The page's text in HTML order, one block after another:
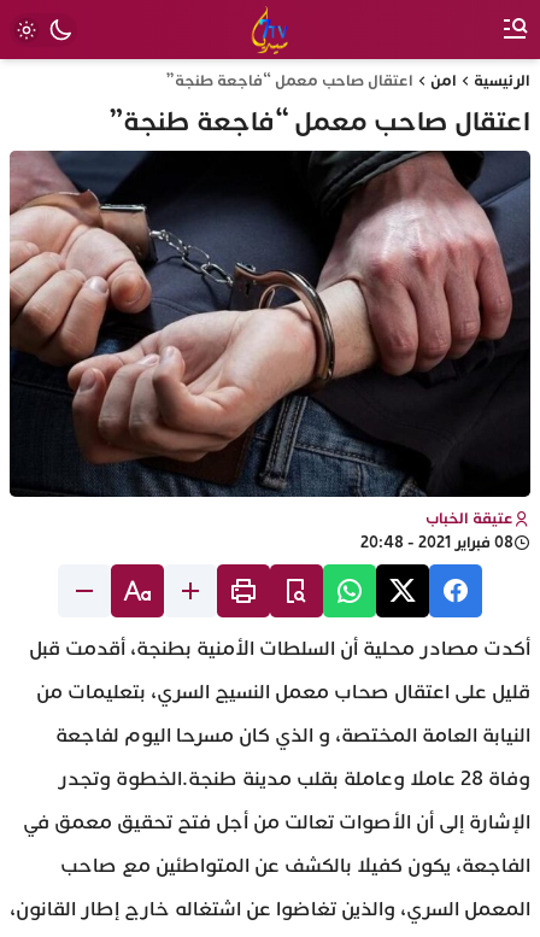
الرئيسية امن اعتقال صاحب معمل “فاجعة طنجة”
اعتقال صاحب معمل “فاجعة طنجة”
عتيقة الخباب
08 فبراير 2021 - 20:48
أكدت مصادر محلية أن السلطات الأمنية بطنجة، أقدمت قبل
قليل على اعتقال صحاب معمل النسيج السري، بتعليمات من
النيابة العامة المختصة، و الذي كان مسرحا اليوم لفاجعة
وفاة 28 عاملا وعاملة بقلب مدينة طنجة.الخطوة وتجدر
الإشارة إلى أن الأصوات تعالت من أجل فتح تحقيق معمق في
الفاجعة، يكون كفيلا بالكشف عن المتواطئين مع صاحب
المعمل السري، والذين تغاضوا عن اشتغاله خارج إطار القانون،